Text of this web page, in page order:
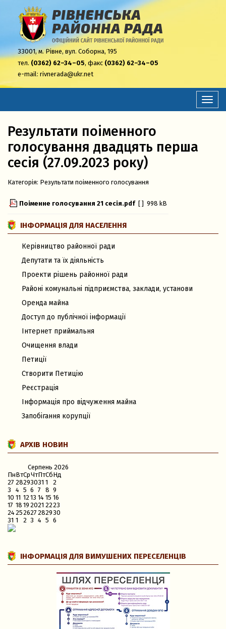
33001,м. Рівне, вул. Соборна, 195
тел. (0362) 62–34–05, факс (0362) 62–34–05
e-mail: rivnerada@ukr.net
Результати поіменного
голосування двадцять перша
сесія (27.09.2023 року)
Категорія: Результати поіменного голосування
Поіменне голосування 21 сесія.pdf [ ] 998 kB
ІНФОРМАЦІЯ ДЛЯ НАСЕЛЕННЯ
Керівництво районної ради
Депутати та їх діяльність
Проекти рішень районної ради
Районі комунальні підприємства, заклади, установи
Оренда майна
Доступ до публічної інформації
Інтернет приймальня
Очищення влади
Петиції
Створити Петицію
Реєстрація
Інформація про відчуження майна
Запобігання корупції
АРХІВ НОВИН
Серпень 2026
ПнВтСрЧтПтСбНд
27 28293031 1
2
3
4 5 6 7 8 9
10 11 12 13 14 15 16
17 18 19 2021 2223
24252627 282930
31 1 2 3 4 5 6
ІНФОРМАЦІЯ ДЛЯ ВИМУШЕНИХ ПЕРЕСЕЛЕНЦІВ